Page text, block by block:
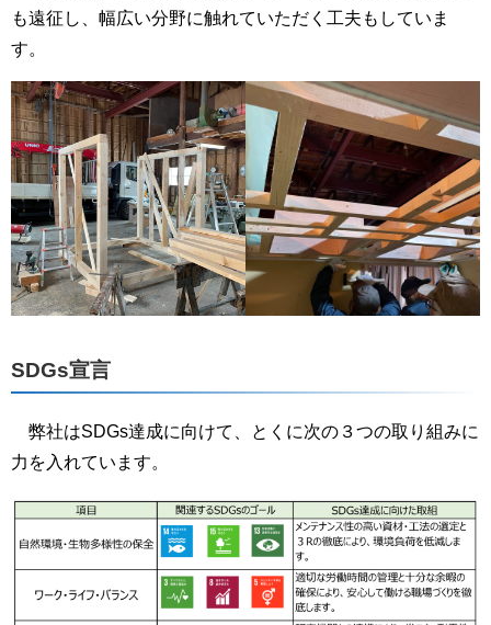
も遠征し、幅広い分野に触れていただく工夫もしていま
す。
SDGs宣言
弊社はSDGs達成に向けて、とくに次の３つの取り組みに
力を入れています。